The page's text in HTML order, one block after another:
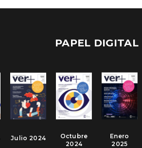
PAPEL DIGITAL
Enero
2025
Octubre
2024
Julio 2024